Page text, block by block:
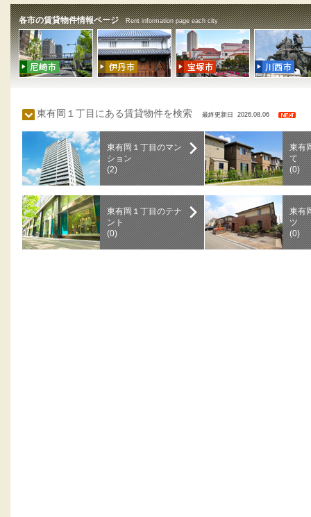
各市の賃貸物件情報ページ Rent information page each city
東有岡１丁目にある賃貸物件を検索 最終更新日 2026.08.06
東有岡１丁目のマン
ション
(2)
東有
て
(0)
東有岡１丁目のテナ
ント
(0)
東有
ツ
(0)